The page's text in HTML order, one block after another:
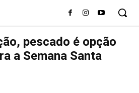
pescado é opção
a Semana Santa